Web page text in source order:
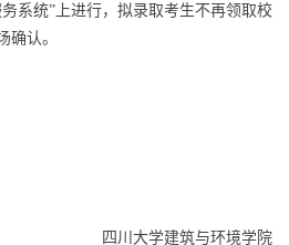
系统”上进行，拟录取考生不再领取校
确认。
筑与环境学院